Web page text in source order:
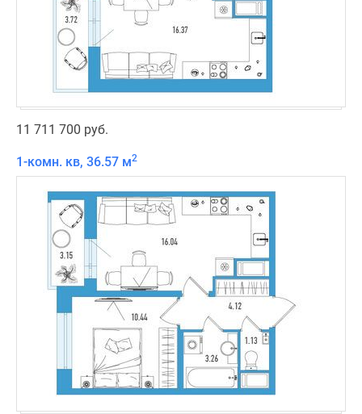
11 711 700 руб.
1-комн. кв, 36.57 м2